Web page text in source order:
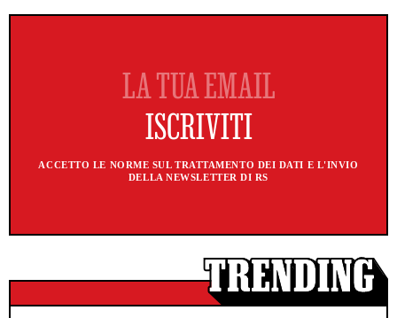
ACCETTO LE NORME SUL TRATTAMENTO DEI DATI E L'INVIO
DELLA NEWSLETTER DI RS